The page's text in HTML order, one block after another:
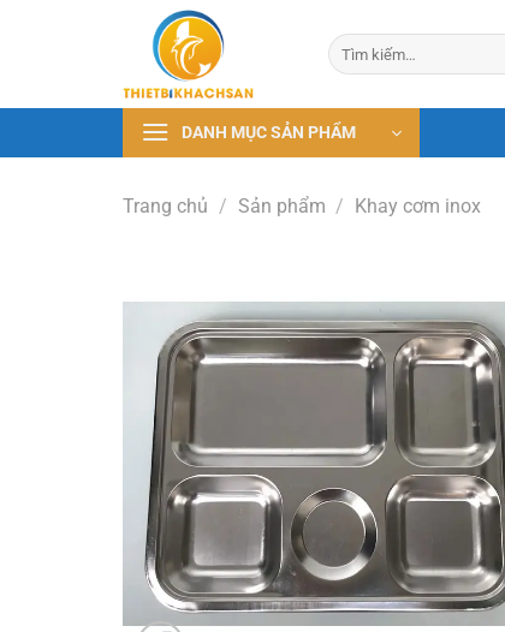
dung
Tìm
kiếm:
DANH MỤC SẢN PHẨM
Trang chủ / Sản phẩm / Khay cơm inox